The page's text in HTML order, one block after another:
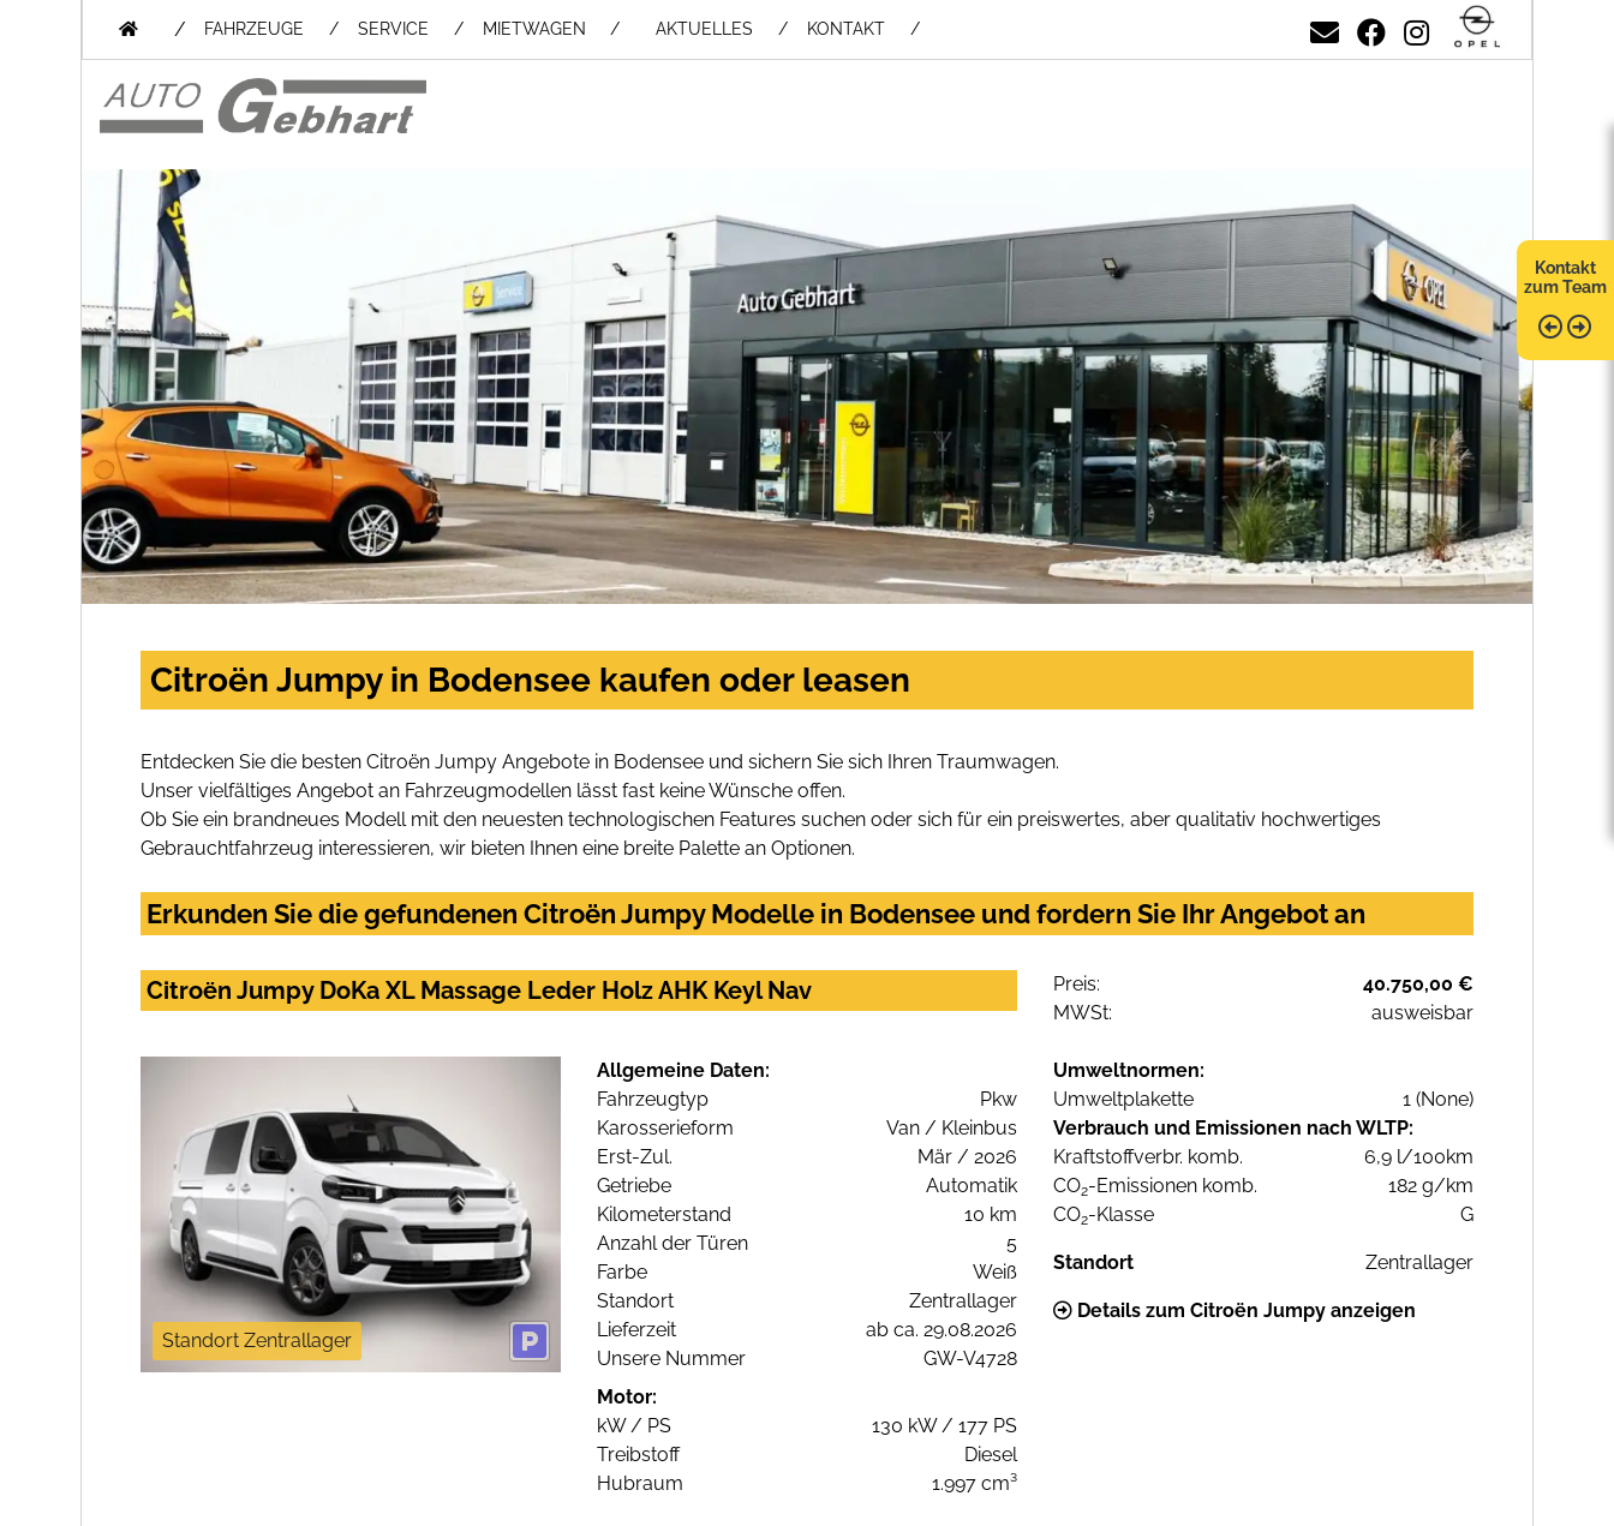
/ FAHRZEUGE SERVICE MIETWAGEN / AKTUELLES KONTAKT
Kontakt
zum Team
Citroën Jumpy in Bodensee kaufen oder leasen
Entdecken Sie die besten Citroën Jumpy Angebote in Bodensee und sichern Sie sich Ihren Traumwagen.
Unser vielfältiges Angebot an Fahrzeugmodellen lässt fast keine Wünsche offen.
Ob Sie ein brandneues Modell mit den neuesten technologischen Features suchen oder sich für ein preiswertes, aber qualitativ hochwertiges
Gebrauchtfahrzeug interessieren, wir bieten Ihnen eine breite Palette an Optionen.
Erkunden Sie die gefundenen Citroën Jumpy Modelle in Bodensee und fordern Sie Ihr Angebot an
Citroën Jumpy DoKa XL Massage Leder Holz AHK Keyl Nav Preis:
40.750,00 €
MWSt:
ausweisbar
Standort Zentrallager
Allgemeine Daten:
Fahrzeugtyp
Pkw
Karosserieform
Van / Kleinbus
Erst-Zul.
Mär / 2026
Getriebe
Automatik
Kilometerstand
10 km
Anzahl der Türen
5
Farbe
Weiß
Standort
Zentrallager
Lieferzeit
ab ca. 29.08.2026
Unsere Nummer
GW-V4728
Motor:
kW / PS
130 kW / 177 PS
Treibstoff
Diesel
Hubraum
1.997 cm³
Umweltnormen:
Umweltplakette
1 (None)
Verbrauch und Emissionen nach WLTP:
Kraftstoffverbr. komb.
6,9 l/100km
CO2-Emissionen komb.
182 g/km
CO2-Klasse G
Standort Zentrallager
Details zum Citroën Jumpy anzeigen